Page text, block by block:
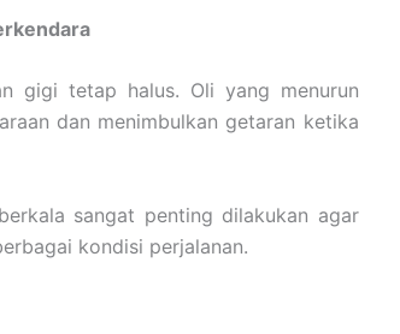
gigi tetap halus. Oli yang menurun
dan menimbulkan getaran ketika
sangat penting dilakukan agar
kondisi perjalanan.